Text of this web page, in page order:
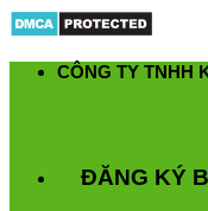
CÔNG TY TNHH
ĐĂNG KÝ